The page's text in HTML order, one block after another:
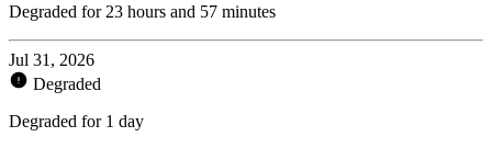
Degraded for 23 hours and 57 minutes
Jul 31, 2026
Degraded
Degraded for 1 day